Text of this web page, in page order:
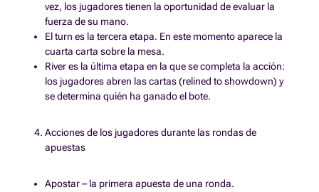
vez, los jugadores tienen la oportunidad de evaluar la
fuerza de su mano.
El turn es la tercera etapa. En este momento aparece la
cuarta carta sobre la mesa.
River es la última etapa en la que se completa la acción:
los jugadores abren las cartas (relined to showdown) y
se determina quién ha ganado el bote.
Acciones de los jugadores durante las rondas de
apuestas
Apostar – la primera apuesta de una ronda.